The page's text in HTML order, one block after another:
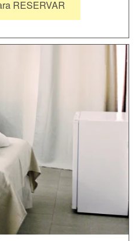
RESERVAR